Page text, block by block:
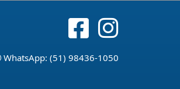
WhatsApp: (51) 98436-1050